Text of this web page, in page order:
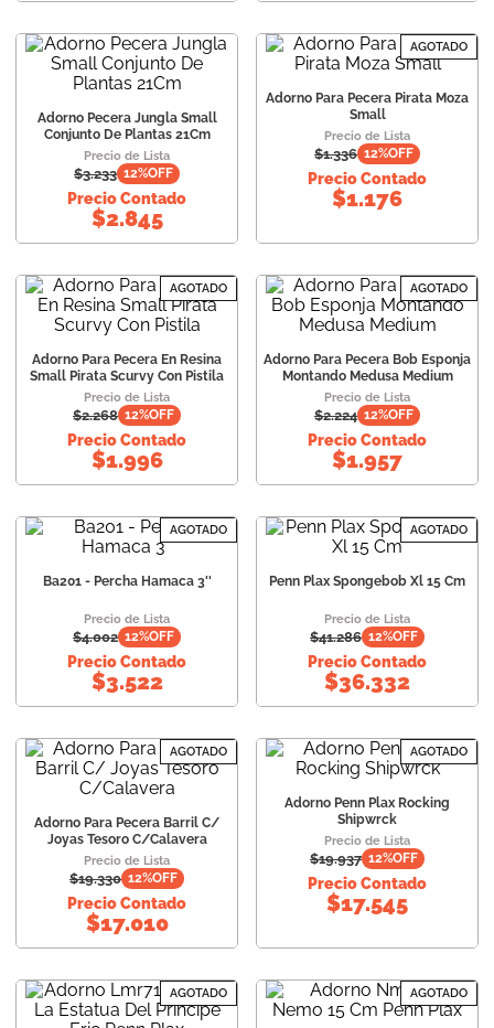
Adorno Pecera Jungla Small
Conjunto De Plantas 21Cm
Precio de Lista
$3.233 12%OFF
Precio Contado
$2.845
AGOTADO
Adorno Para Pecera Pirata Moza
Small
Precio de Lista
$1.336 12%OFF
Precio Contado
$1.176
AGOTADO
Adorno Para Pecera En Resina
Small Pirata Scurvy Con Pistila
Precio de Lista
$2.268 12%OFF
Precio Contado
$1.996
AGOTADO
Adorno Para Pecera Bob Esponja
Montando Medusa Medium
Precio de Lista
$2.224 12%OFF
Precio Contado
$1.957
AGOTADO
Ba201 - Percha Hamaca 3''
Precio de Lista
$4.002 12%OFF
Precio Contado
$3.522
AGOTADO
Penn Plax Spongebob Xl 15 Cm
Precio de Lista
$41.286 12%OFF
Precio Contado
$36.332
AGOTADO
Adorno Para Pecera Barril C/
Joyas Tesoro C/Calavera
Precio de Lista
$19.330 12%OFF
Precio Contado
$17.010
AGOTADO
Adorno Penn Plax Rocking
Shipwrck
Precio de Lista
$19.937 12%OFF
Precio Contado
$17.545
AGOTADO AGOTADO